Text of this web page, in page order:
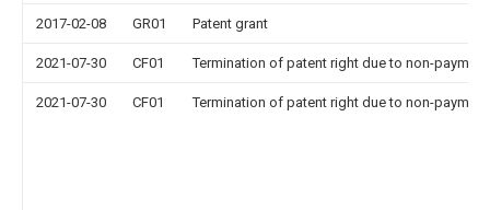
2017-02-08 GR01 Patent grant
2021-07-30 CF01 Termination of patent right due to non-
2021-07-30 CF01 Termination of patent right due to non-